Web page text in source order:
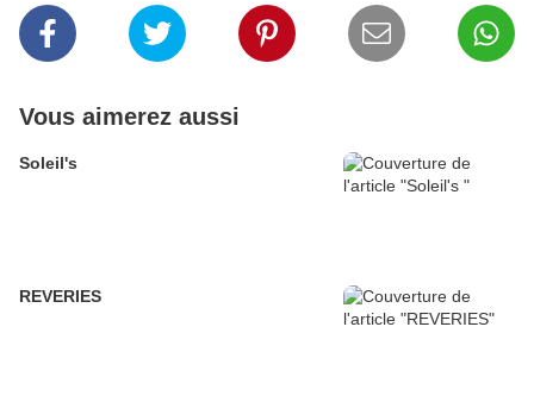
Vous aimerez aussi
Soleil's
REVERIES